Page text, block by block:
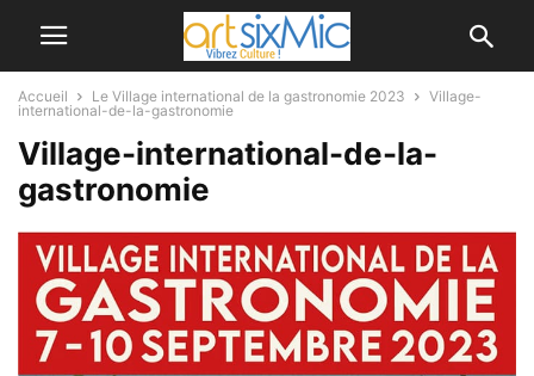
Accueil Le Village international de la gastronomie 2023
Village-
international-de-la-gastronomie
Village-international-de-la-
gastronomie